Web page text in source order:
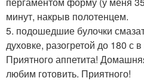
минут, накрыв полотенцем.
5. подошедшие булочки
духовке, разогретой до 180 с
Приятного аппетита!
любим готовить. Приятного!